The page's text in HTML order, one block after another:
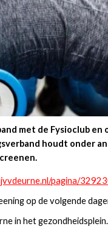
met de Fysioclub en
houdt onder
pagina/
op de volgende
in het gezondheidsplein.